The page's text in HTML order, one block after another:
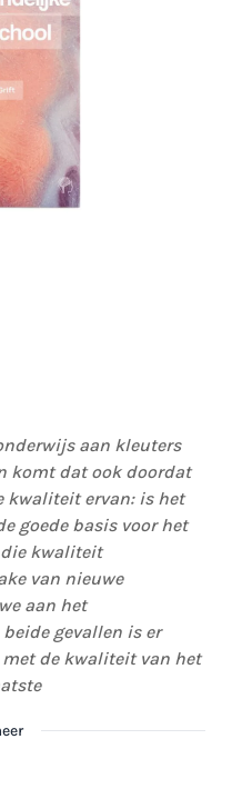
aan kleuters
aan kleuters
komt dat ook doordat
kwaliteit ervan: is het
goede basis voor het
kwaliteit
van nieuwe
aan het
gevallen is er
de kwaliteit van het